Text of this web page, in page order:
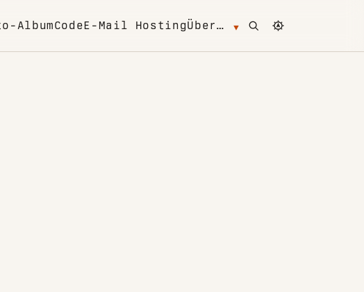
AlbumCodeE-Mail HostingÜber… Open search
Change color